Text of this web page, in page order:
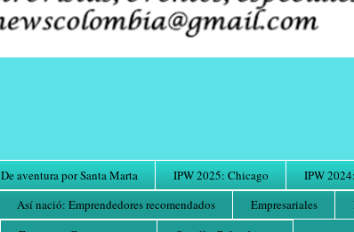
De aventura por Santa Marta IPW 2025: Chicago IPW
Así nació: Emprendedores recomendados Empresariales